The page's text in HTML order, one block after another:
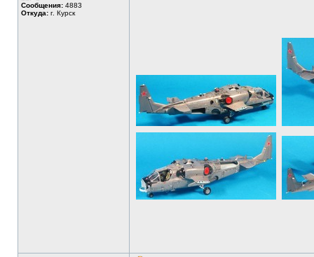
Сообщения: 4883
Откуда: г. Курск